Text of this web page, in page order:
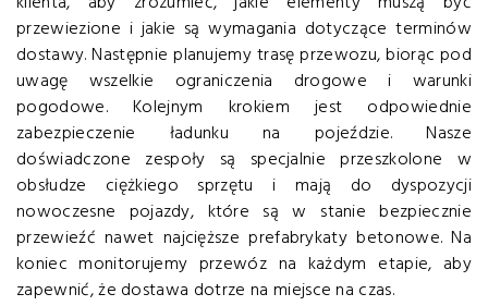
przewiezione i jakie są wymagania dotyczące terminów
dostawy. Następnie planujemy trasę przewozu, biorąc pod
uwagę wszelkie ograniczenia drogowe i warunki
pogodowe. Kolejnym krokiem jest odpowiednie
zabezpieczenie ładunku na pojeździe. Nasze
doświadczone zespoły są specjalnie przeszkolone w
obsłudze ciężkiego sprzętu i mają do dyspozycji
nowoczesne pojazdy, które są w stanie bezpiecznie
przewieźć nawet najcięższe prefabrykaty betonowe. Na
koniec monitorujemy przewóz na każdym etapie, aby
zapewnić, że dostawa dotrze na miejsce na czas.